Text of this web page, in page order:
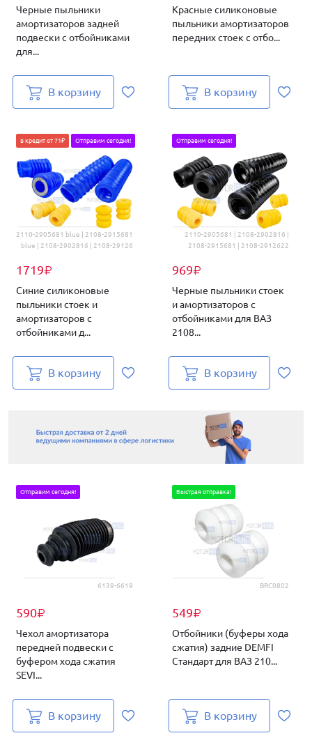
Черные пыльники
амортизаторов задней
подвески с отбойниками
для...
В корзину
Красные силиконовые
пыльники амортизаторов
передних стоек с отбо...
В корзину
2110-2905681 blue | 2108-2915681
blue | 2108-2902816 | 2108-29126
1719₽
в кредит от 71₽ Отправим сегодня!
Синие силиконовые
пыльники стоек и
амортизаторов с
отбойниками д...
В корзину
2110-2905681 | 2108-2902816 |
2108-2915681 | 2108-2912622
969₽
Отправим сегодня!
Черные пыльники стоек
и амортизаторов с
отбойниками для ВАЗ
2108...
В корзину
6139-6619
590₽
Отправим сегодня!
Чехол амортизатора
передней подвески с
буфером хода сжатия
SEVI...
В корзину
BRC0802
549₽
Быстрая отправка!
Отбойники (буферы хода
сжатия) задние DEMFI
Стандарт для ВАЗ 210...
В корзину